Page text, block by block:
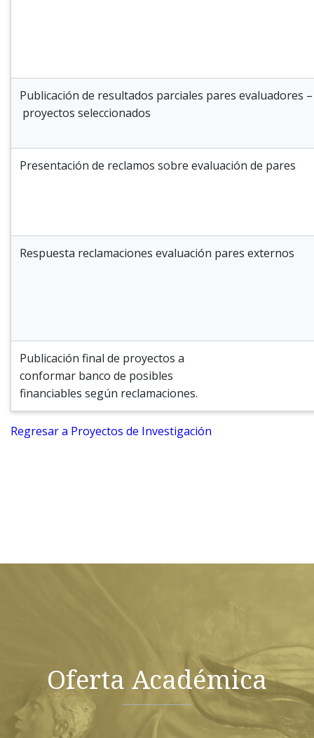
Publicación de resultados parciales pares evaluadores –
proyectos seleccionados
Presentación de reclamos sobre evaluación de pares
Respuesta reclamaciones evaluación pares externos
Publicación final de proyectos a
conformar banco de posibles
financiables según reclamaciones.
Regresar a Proyectos de Investigación
Oferta Académica